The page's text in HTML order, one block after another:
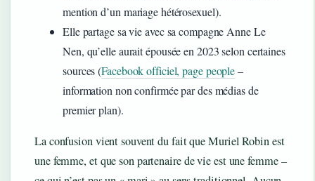
mention d’un mariage hétérosexuel).
Elle partage sa vie avec sa compagne Anne Le
Nen, qu’elle aurait épousée en 2023 selon certaines
sources (Facebook officiel, page people–
information non confirmée par des médias de
premier plan).
La confusion vient souvent du fait que Muriel Robin est
une femme, et que son partenaire de vie est une femme –